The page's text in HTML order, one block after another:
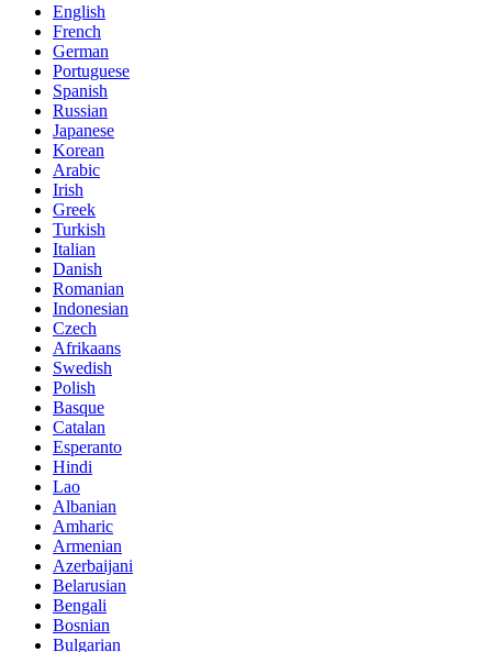
English
French
German
Portuguese
Spanish
Russian
Japanese
Korean
Arabic
Irish
Greek
Turkish
Italian
Danish
Romanian
Indonesian
Czech
Afrikaans
Swedish
Polish
Basque
Catalan
Esperanto
Hindi
Lao
Albanian
Amharic
Armenian
Azerbaijani
Belarusian
Bengali
Bosnian
Bulgarian